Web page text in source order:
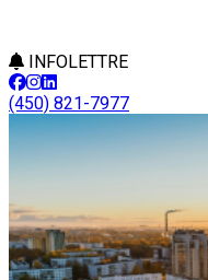
INFOLETTRE
(450) 821-7977